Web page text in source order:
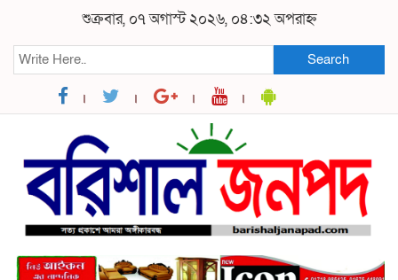
শুক্রবার, ০৭ অগাস্ট ২০২৬, ০৪:৩২ অপরাহ্ন
Search